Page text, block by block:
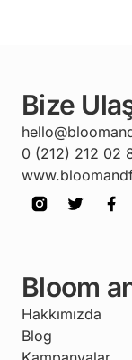
Bize
0 (212) 212 02
Bloom
Hakkımızda
Blog